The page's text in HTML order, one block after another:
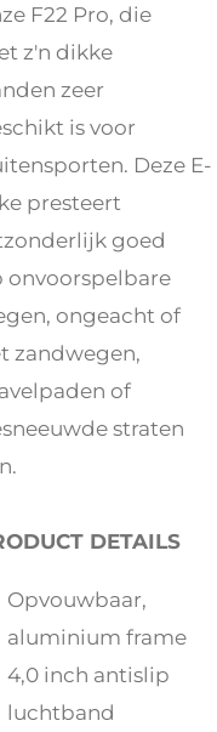
F22 Pro, die
z'n dikke
zeer
is voor
Deze E-
presteert
goed
onvoorspelbare
ongeacht of
zandwegen,
of
straten
DETAILS
Opvouwbaar,
aluminium frame
4,0 inch antislip
luchtband